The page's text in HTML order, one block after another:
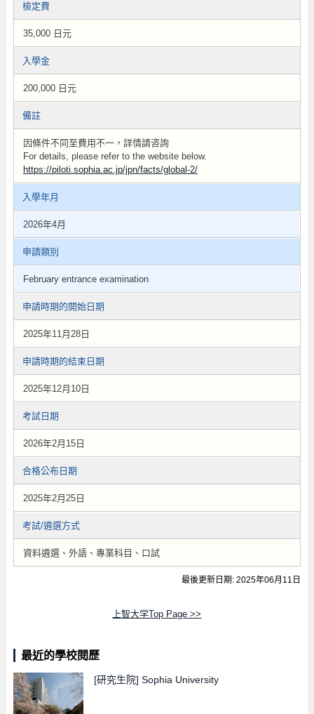
檢定費
35,000 日元
入學金
200,000 日元
備註
因條件不同至費用不一，詳情請咨詢
For details, please refer to the website below.
https://piloti.sophia.ac.jp/jpn/facts/global-2/
入學年月
2026年4月
申請類別
February entrance examination
申請時期的開始日期
2025年11月28日
申請時期的結束日期
2025年12月10日
考試日期
2026年2月15日
合格公布日期
2025年2月25日
考試/遴選方式
資料遴選、外語、專業科目、口試
最後更新日期: 2025年06月11日
上智大学Top Page >>
最近的學校閱歷
[研究生院] Sophia University